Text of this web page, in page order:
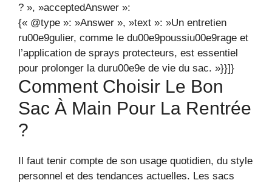
? », »acceptedAnswer »:
{« @type »: »Answer », »text »: »Un entretien
ru00e9gulier, comme le du00e9poussiu00e9rage et
l’application de sprays protecteurs, est essentiel
pour prolonger la duru00e9e de vie du sac. »}}]}
Comment Choisir Le Bon
Sac À Main Pour La Rentrée
?
Il faut tenir compte de son usage quotidien, du style
personnel et des tendances actuelles. Les sacs